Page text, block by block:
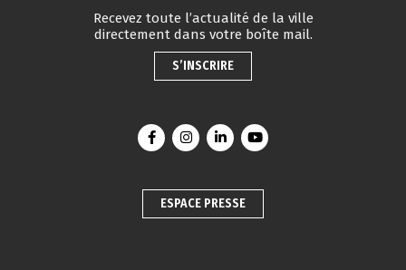
Recevez toute l’actualité de la ville
directement dans votre boîte mail.
S’INSCRIRE
Lien vers le compte Facebook
Lien vers le compte Instagram
Lien vers le compte Linkedin
Lien vers la chaîne
ESPACE PRESSE